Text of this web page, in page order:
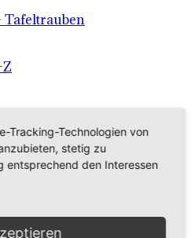
Tafeltrauben
Tracking-Technologien von
stetig zu
entsprechend den Interessen